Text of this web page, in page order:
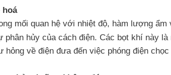
hoá
mối quan hệ với nhiệt độ, hàm lượng
phân hủy của cách điện. Các bọt khí này
hỏng về điện đưa đến việc phóng điện